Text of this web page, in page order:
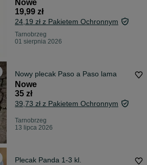
Nowe
19,99 zł
24,19 zł z Pakietem Ochronnym
Tarnobrzeg
01 sierpnia 2026
Nowy plecak Paso a Paso lama
Nowe
35 zł
39,73 zł z Pakietem Ochronnym
Tarnobrzeg
13 lipca 2026
Plecak Panda 1-3 kl.